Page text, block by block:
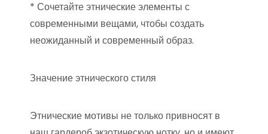
* Сочетайте этнические элементы с
современными вещами, чтобы создать
неожиданный и современный образ.
Значение этнического стиля
Этнические мотивы не только привносят в